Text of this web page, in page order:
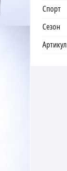
Спорт
Сезон
Артикул